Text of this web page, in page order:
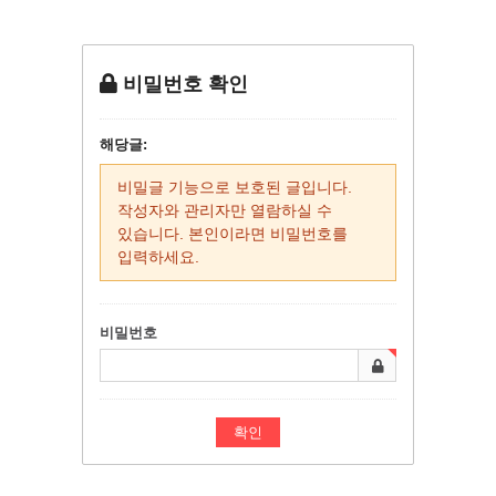
비밀번호 확인
해당글:
비밀글 기능으로 보호된 글입니다.
작성자와 관리자만 열람하실 수
있습니다. 본인이라면 비밀번호를
입력하세요.
비밀번호